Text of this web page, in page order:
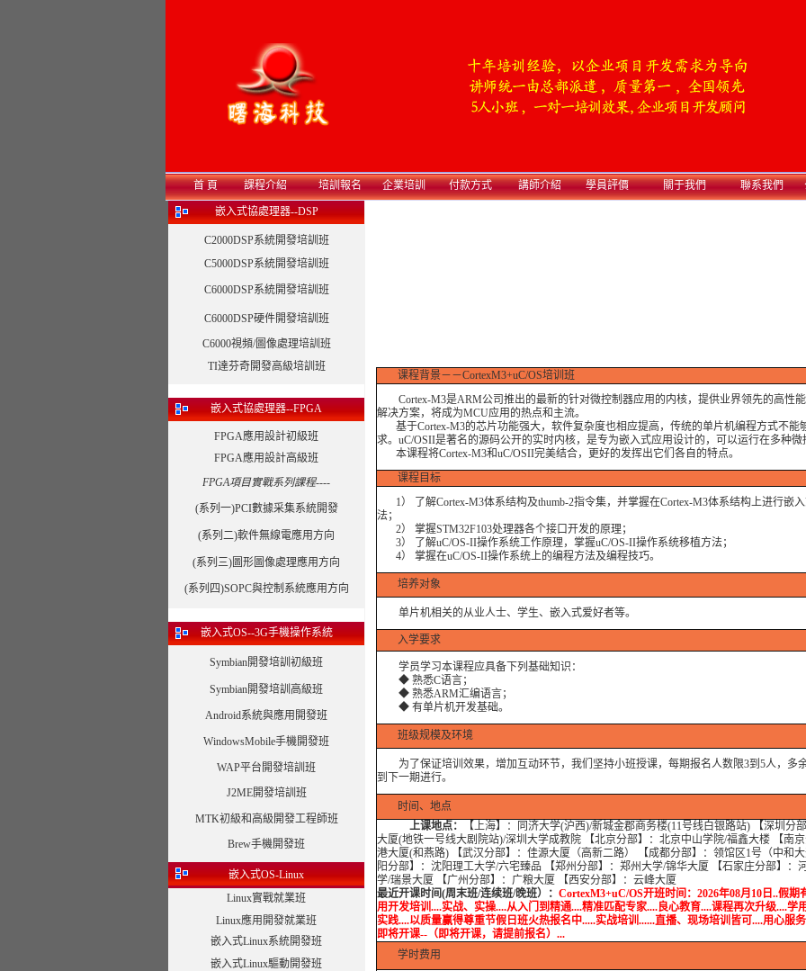
首 頁
課程介紹 培訓報名 企業培訓 付款方式 講師介紹 學員評價 關于我們 聯系我們
嵌入式協處理器--DSP
C2000DSP系統開發培訓班
C5000DSP系統開發培訓班
C6000DSP系統開發培訓班
C6000DSP硬件開發培訓班
C6000視頻/圖像處理培訓班
TI達芬奇開發高級培訓班
嵌入式協處理器--FPGA
FPGA應用設計初級班
FPGA應用設計高級班
FPGA項目實戰系列課程----
(系列一)PCI數據采集系統開發
(系列二)軟件無線電應用方向
(系列三)圖形圖像處理應用方向
(系列四)SOPC與控制系統應用方向
嵌入式OS--3G手機操作系統
Symbian開發培訓初級班
Symbian開發培訓高級班
Android系統與應用開發班
WindowsMobile手機開發班
WAP平台開發培訓班
J2ME開發培訓班
MTK初級和高級開發工程師班
Brew手機開發班
嵌入式OS-Linux
Linux實戰就業班
Linux應用開發就業班
嵌入式Linux系統開發班
嵌入式Linux驅動開發班
课程背景－－CortexM3+uC/OS培训班
Cortex-M3是ARM公司推出的最新的针对微控制器应用的内核，提供业界领先的高性
解决方案，将成为MCU应用的热点和主流。
基于Cortex-M3的芯片功能强大，软件复杂度也相应提高，传统的单片机编程方式不能
求。uC/OSII是著名的源码公开的实时内核，是专为嵌入式应用设计的，可以运行在多种微
本课程将Cortex-M3和uC/OSII完美结合，更好的发挥出它们各自的特点。
课程目标
1） 了解Cortex-M3体系结构及thumb-2指令集，并掌握在Cortex-M3体系结构上进行嵌
法；
2） 掌握STM32F103处理器各个接口开发的原理；
3） 了解uC/OS-II操作系统工作原理，掌握uC/OS-II操作系统移植方法；
4） 掌握在uC/OS-II操作系统上的编程方法及编程技巧。
培养对象
单片机相关的从业人士、学生、嵌入式爱好者等。
入学要求
学员学习本课程应具备下列基础知识：
◆ 熟悉C语言；
◆ 熟悉ARM汇编语言；
◆ 有单片机开发基础。
班级规模及环境
为了保证培训效果，增加互动环节，我们坚持小班授课，每期报名人数限3到5人，多
到下一期进行。
时间、地点
上课地点：
【上海】：同济大学(沪西)/新城金郡商务楼(11号线白银路站) 【深圳分
大厦(地铁一号线大剧院站)/深圳大学成教院 【北京分部】：北京中山学院/福鑫大楼 【南
港大厦(和燕路) 【武汉分部】：佳源大厦（高新二路） 【成都分部】：领馆区1号（中和
阳分部】：沈阳理工大学/六宅臻品 【郑州分部】：郑州大学/锦华大厦 【石家庄分部】：
学/瑞景大厦 【广州分部】：广粮大厦 【西安分部】：云峰大厦
最近开课时间(周末班/连续班/晚班）： CortexM3+uC/OS开班时间：2026年08月10日..假期
用开发培训....实战、实操....从入门到精通....精准匹配专家....良心教育....课程再次升级....学
实践....以质量赢得尊重节假日班火热报名中.....实战培训......直播、现场培训皆可....用心服务
即将开课--（即将开课，请提前报名）...
学时费用